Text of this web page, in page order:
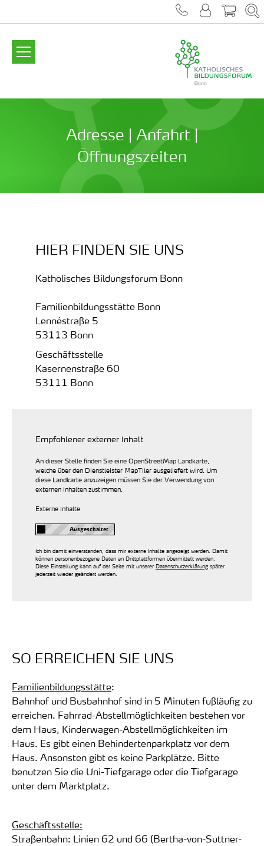
Adresse | Anfahrt |
Öffnungszeiten
HIER FINDEN SIE UNS
Katholisches Bildungsforum Bonn
Familienbildungsstätte Bonn
Lennéstraße 5
53113 Bonn
Geschäftsstelle
Kasernenstraße 60
53111 Bonn
Empfohlener externer Inhalt
An dieser Stelle finden Sie eine OpenStreetMap Landkarte,
welche über den Dienstleister MapTiler ausgeliefert wird. Um
diese Landkarte anzuzeigen müssen Sie der Verwendung von
externen Inhalten zustimmen.
Externe Inhalte
Ich bin damit einverstanden, dass mir externe Inhalte angezeigt werden. Damit
können personenbezogene Daten an Drittplattformen übermittelt werden.
Diese Einstellung kann auf der Seite mit unserer Datenschutzerklärungspäter
jederzeit wieder geändert werden.
SO ERREICHEN SIE UNS
Familienbildungsstätte:
Bahnhof und Busbahnhof sind in 5 Minuten fußläufig zu
erreichen. Fahrrad-Abstellmöglichkeiten bestehen vor
dem Haus, Kinderwagen-Abstellmöglichkeiten im
Haus. Es gibt einen Behindertenparkplatz vor dem
Haus. Ansonsten gibt es keine Parkplätze. Bitte
benutzen Sie die Uni-Tiefgarage oder die Tiefgarage
unter dem Marktplatz.
Geschäftsstelle:
Straßenbahn: Linien 62 und 66 (Bertha-von-Suttner-